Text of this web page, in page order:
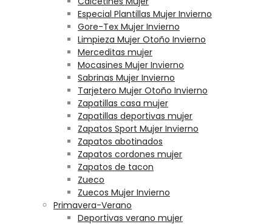
Especial Plantillas Mujer Invierno
Gore-Tex Mujer Invierno
Limpieza Mujer Otoño Invierno
Merceditas mujer
Mocasines Mujer Invierno
Sabrinas Mujer Invierno
Tarjetero Mujer Otoño Invierno
Zapatillas casa mujer
Zapatillas deportivas mujer
Zapatos Sport Mujer Invierno
Zapatos abotinados
Zapatos cordones mujer
Zapatos de tacon
Zueco
Zuecos Mujer Invierno
Primavera-Verano
Deportivas verano mujer